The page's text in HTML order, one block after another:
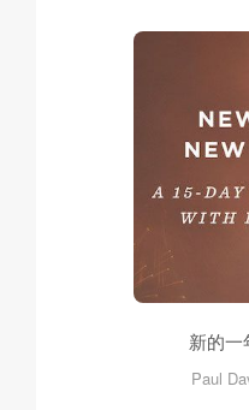
新的一
Paul